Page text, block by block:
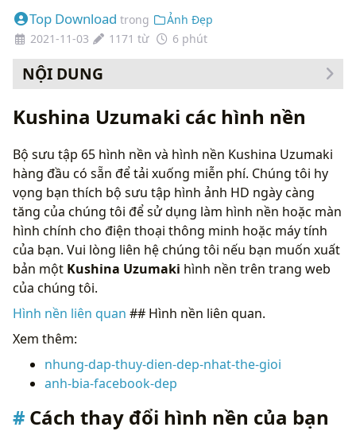
Top Download trong
Ảnh Đẹp
2021-11-03
1171 từ 6 phút
NỘI DUNG
Kushina Uzumaki các hình nền
Bộ sưu tập 65 hình nền và hình nền Kushina Uzumaki
hàng đầu có sẵn để tải xuống miễn phí. Chúng tôi hy
vọng bạn thích bộ sưu tập hình ảnh HD ngày càng
tăng của chúng tôi để sử dụng làm hình nền hoặc màn
hình chính cho điện thoại thông minh hoặc máy tính
của bạn. Vui lòng liên hệ chúng tôi nếu bạn muốn xuất
bản một Kushina Uzumaki hình nền trên trang web
của chúng tôi.
Hình nền liên quan ## Hình nền liên quan.
Xem thêm:
nhung-dap-thuy-dien-dep-nhat-the-gioi
anh-bia-facebook-dep
Cách thay đổi hình nền của bạn